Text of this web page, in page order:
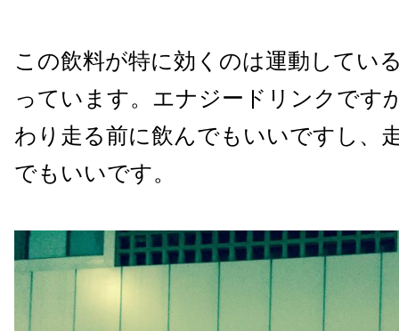
この飲料が特に効くのは運動してい
っています。エナジードリンクです
わり走る前に飲んでもいいですし、
でもいいです。